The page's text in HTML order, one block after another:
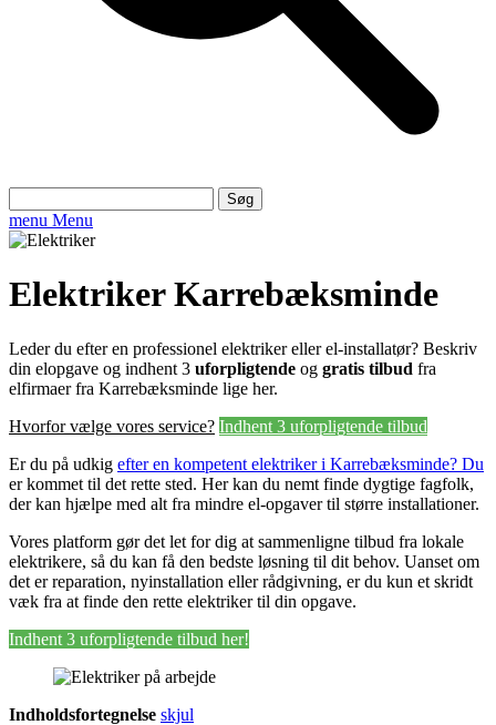
efter:
menu Menu
Elektriker Karrebæksminde
Leder du efter en professionel elektriker eller el-installatør? Beskriv
din elopgave og indhent 3 uforpligtende og gratis tilbud fra
elfirmaer fra Karrebæksminde lige her.
Hvorfor vælge vores service? Indhent 3 uforpligtende tilbud
Er du på udkig efter en kompetent elektriker i Karrebæksminde? Du
er kommet til det rette sted. Her kan du nemt finde dygtige fagfolk,
der kan hjælpe med alt fra mindre el-opgaver til større installationer.
Vores platform gør det let for dig at sammenligne tilbud fra lokale
elektrikere, så du kan få den bedste løsning til dit behov. Uanset om
det er reparation, nyinstallation eller rådgivning, er du kun et skridt
væk fra at finde den rette elektriker til din opgave.
Indhent 3 uforpligtende tilbud her!
Indholdsfortegnelse skjul